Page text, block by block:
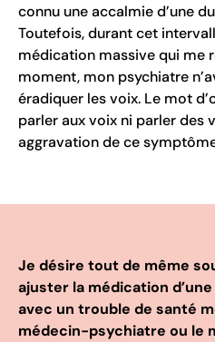
connu une accalmie d’une
Toutefois, durant cet
médication massive qui me
moment, mon psychiatre
éradiquer les voix. Le mot
parler aux voix ni parler des
aggravation de ce
Je désire tout de même
ajuster la médication
avec un trouble de santé
médecin-psychiatre ou le